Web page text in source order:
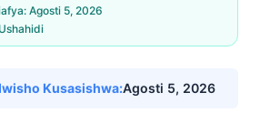
Agosti 5, 2026
Kusasishwa:Agosti 5, 2026